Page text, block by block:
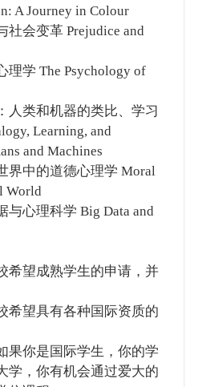
A Journey in Colour
会变革 Prejudice and
学 The Psychology of
类和机器的类比、学习
Learning, and
and Machines
中的道德心理学 Moral
World
心理科学 Big Data and
望成熟学生的申请，并
望具有各种国际资质的
你是国际学生，你的学
学，你有机会通过爱大的